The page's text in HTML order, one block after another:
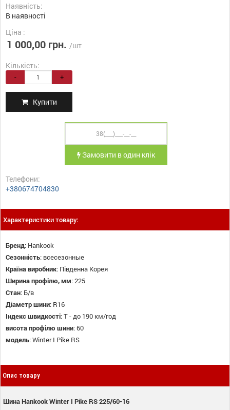
Наявність:
В наявності
Ціна :
1 000,00 грн. /шт
Кількість:
- +
Купити
Замовити в один клік
Телефони:
+380674704830
Характеристики товару:
Бренд: Hankook
Сезонність: всесезонные
Країна виробник: Південна Корея
Ширина профілю, мм:225
Стан: Б/в
Діаметр шини: R16
Індекс швидкості:T - до 190 км/год
висота профілю шини:60
модель:Winter I Pike RS
Опис товару
Шина Hankook Winter I Pike RS 225/60-16